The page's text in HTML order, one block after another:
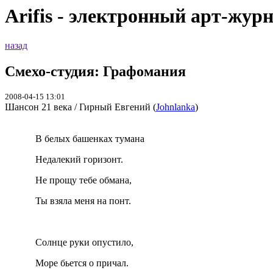
Arifis - электронный арт-
назад
Смехо-студия: Графомания
2008-04-15 13:01
Шансон 21 века / Гирный Евгений (Johnlanka)
В белых башенках тумана
Недалекий горизонт.
Не прощу тебе обмана,
Ты взяла меня на понт.
Солнце руки опустило,
Море бьется о причал.